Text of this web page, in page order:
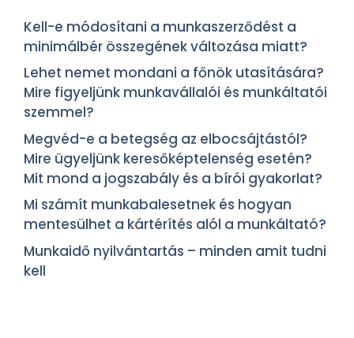
Kell-e módosítani a munkaszerződést a
minimálbér összegének változása miatt?
Lehet nemet mondani a főnök utasítására?
Mire figyeljünk munkavállalói és munkáltatói
szemmel?
Megvéd-e a betegség az elbocsájtástól?
Mire ügyeljünk keresőképtelenség esetén?
Mit mond a jogszabály és a bírói gyakorlat?
Mi számít munkabalesetnek és hogyan
mentesülhet a kártérítés alól a munkáltató?
Munkaidő nyilvántartás – minden amit tudni
kell